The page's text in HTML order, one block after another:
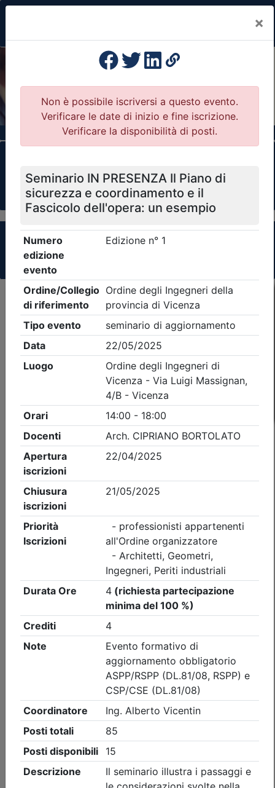
×
Previous
Il portale della formazione per Ordini e
Collegi Professionali
Clicca qui - espandi la sezione dei filtri ricerca
eventi
Criteri di ricerca applicati:
- Tipo Ordine/collegio:Ingegneri
Vicenza- Eventi in programma dal8/8/2026
iCal Feed RSS
Dettagli evento
A pagamento
Ordine degli Ingegneri della provincia di Vicenza
CENA ANNUALE 2026
Data:11/09/2026
Crediti:0 cfp
Durata:0 ore
Iscrizioni:dal 27/07/2026 al 03/09/2026
Tipologia:evento itinerante